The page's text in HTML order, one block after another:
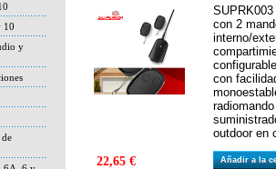
10
y
con 2
interno/
con
outdoor en
22,65 € Añadir a la